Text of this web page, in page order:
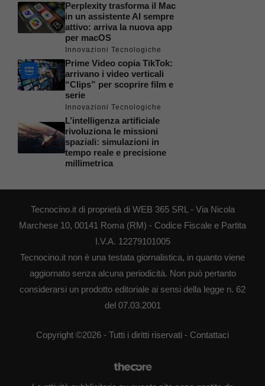
Perplexity trasforma il Mac
in un assistente AI sempre
attivo: arriva la nuova app
per macOS
Innovazioni Tecnologiche
Prime Video copia TikTok:
arrivano i video verticali
“Clips” per scoprire film e
serie
Innovazioni Tecnologiche
L’intelligenza artificiale
rivoluziona le missioni
spaziali: simulazioni in
tempo reale e precisione
millimetrica
Tecnocino.it di proprietà di WEB 365 SRL - Via Nicola
Marchese 10, 00141 Roma (RM) - Codice Fiscale e Partita
I.V.A. 12279101005
Tecnocino.it non è una testata giornalistica, in quanto viene
aggiornato senza alcuna periodicità. Non può pertanto
considerarsi un prodotto editoriale ai sensi della legge n. 62
del 07.03.2001
Copyright ©2026 - Tutti i diritti riservati - Contattaci